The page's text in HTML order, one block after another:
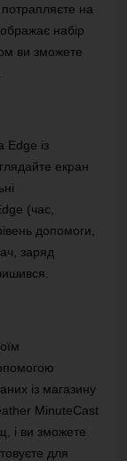
на
набір
ви зможете
Edge із
екран
(час,
допомоги,
заряд
із магазину
MinuteCast
і ви зможете
для